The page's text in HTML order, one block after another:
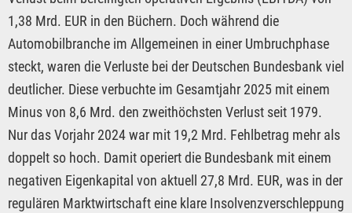
1,38 Mrd. EUR in den Büchern. Doch während die
Automobilbranche im Allgemeinen in einer Umbruchphase
steckt, waren die Verluste bei der Deutschen Bundesbank viel
deutlicher. Diese verbuchte im Gesamtjahr 2025 mit einem
Minus von 8,6 Mrd. den zweithöchsten Verlust seit 1979.
Nur das Vorjahr 2024 war mit 19,2 Mrd. Fehlbetrag mehr als
doppelt so hoch. Damit operiert die Bundesbank mit einem
negativen Eigenkapital von aktuell 27,8 Mrd. EUR, was in der
regulären Marktwirtschaft eine klare Insolvenzverschleppung